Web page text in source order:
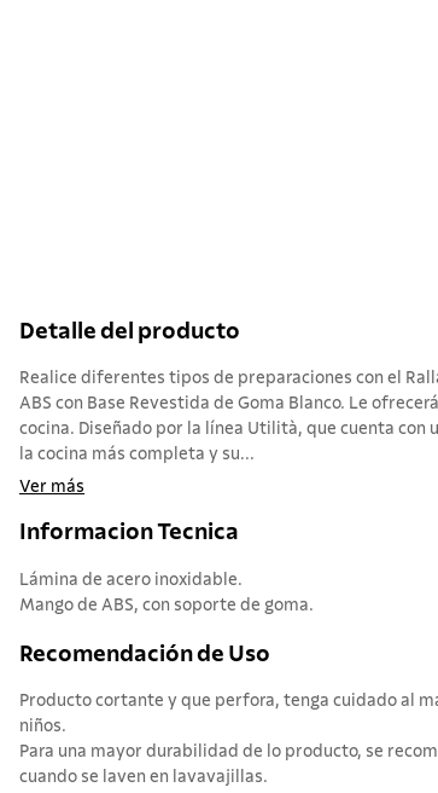
Detalle del producto
Realice diferentes tipos de preparaciones con el
ABS con Base Revestida de Goma Blanco. Le
cocina. Diseñado por la línea Utilità, que cuenta
la cocina más completa y su...
Ver más
Informacion Tecnica
Lámina de acero inoxidable.
Mango de ABS, con soporte de goma.
Recomendación de Uso
Producto cortante y que perfora, tenga cuidado al
niños.
Para una mayor durabilidad de lo producto, se
cuando se laven en lavavajillas.